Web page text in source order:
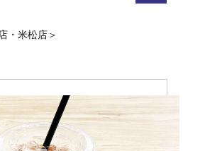
・米松店＞